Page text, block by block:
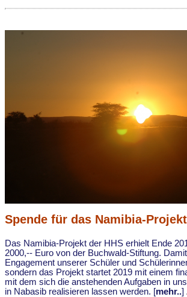
Spende für das Namibia-Projekt
Das Namibia-Projekt der HHS erhielt Ende
2000,-- Euro von der Buchwald-Stiftung.
Engagement unserer Schüler und
sondern das Projekt startet 2019 mit einem
mit dem sich die anstehenden Aufgaben in
in Nabasib realisieren lassen werden. [mehr..]